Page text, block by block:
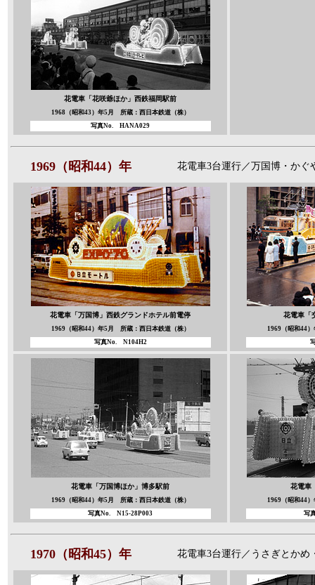
花電車「花咲爺ほか」 西鉄福岡駅前
1968（昭和43）年5月 所蔵：西日本鉄道（株）
写真No. HANA029
1969（昭和44）年 花電車3台運行／万国博・かぐ
花電車「万国博」 西鉄グランドホテル前電停
1969（昭和44）年5月 所蔵：西日本鉄道（株）
写真No. N104H2
花電車「
1969（昭和44
花電車「万国博ほか」 博多駅前
1969（昭和44）年5月 所蔵：西日本鉄道（株）
写真No. N15-28P003
花電車
1969（昭和44
写
1970（昭和45）年 花電車3台運行／うさぎとかめ